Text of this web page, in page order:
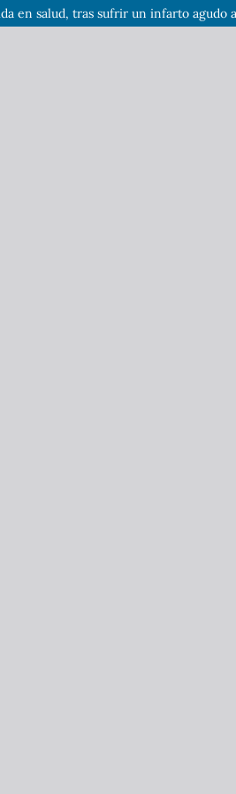
en salud, tras sufrir un infarto